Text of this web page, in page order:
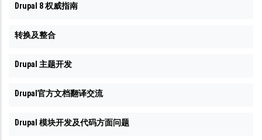
Drupal 8 权威指南
转换及整合
Drupal 主题开发
Drupal官方文档翻译交流
Drupal 模块开发及代码方面问题